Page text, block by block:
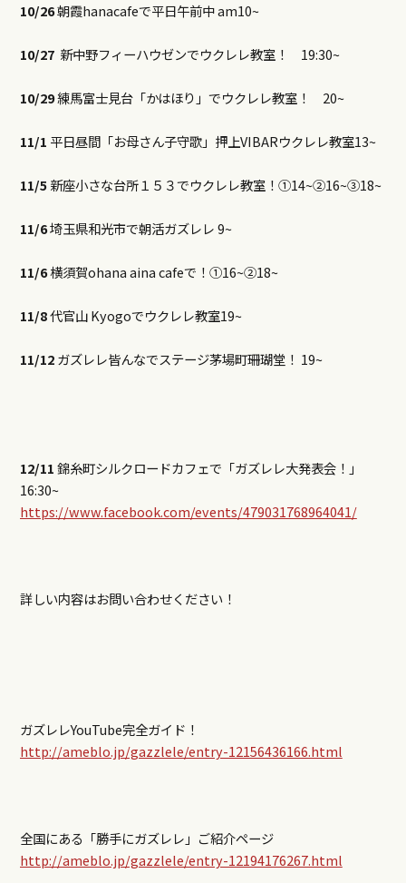
10/26朝霞hanacafeで平日午前中 am10~
10/27新中野フィーハウゼンでウクレレ教室！ 19:30~
10/29練馬富士見台「かはほり」でウクレレ教室！ 20~
11/1 平日昼間「お母さん子守歌」押上VIBARウクレレ教室13~
11/5新座小さな台所１５３でウクレレ教室！①14~②16~③18~
11/6埼玉県和光市で朝活ガズレレ 9~
11/6横須賀ohana aina cafeで！①16~②18~
11/8代官山 Kyogoでウクレレ教室19~
11/12ガズレレ皆んなでステージ茅場町珊瑚堂！ 19~
12/11錦糸町シルクロードカフェで「ガズレレ大発表会！」
16:30~
https://www.facebook.com/events/479031768964041/
詳しい内容はお問い合わせください！
ガズレレYouTube完全ガイド！
http://ameblo.jp/gazzlele/entry-12156436166.html
全国にある「勝手にガズレレ」ご紹介ページ
http://ameblo.jp/gazzlele/entry-12194176267.html